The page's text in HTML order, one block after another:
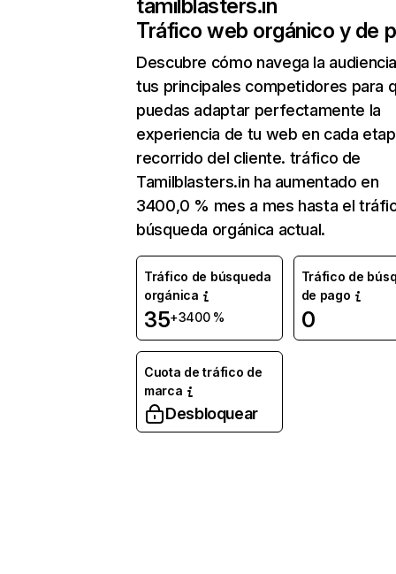
tamilblasters.in
Tráfico web orgánico y de
Descubre cómo navega la
tus principales competidores para
puedas adaptar perfectamente la
experiencia de tu web en cada
recorrido del cliente. tráfico de
Tamilblasters.in ha aumentado en
3400,0 % mes a mes hasta el
búsqueda orgánica actual.
Tráfico de búsqueda
orgánica
35+3400 %
Tráfico de
de pago
0
Cuota de tráfico de
marca
Desbloquear